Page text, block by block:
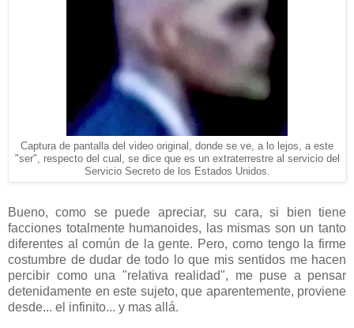
Captura de pantalla del video original, donde se ve, a lo lejos, a este
"ser", respecto del cual, se dice que es un extraterrestre al servicio del
Servicio Secreto de los Estados Unidos.
Bueno, como se puede apreciar, su cara, si bien tiene
facciones totalmente humanoides, las mismas son un tanto
diferentes al común de la gente. Pero, como tengo la firme
costumbre de dudar de todo lo que mis sentidos me hacen
percibir como una "relativa realidad", me puse a pensar
detenidamente en este sujeto, que aparentemente, proviene
desde... el infinito... y mas allá.